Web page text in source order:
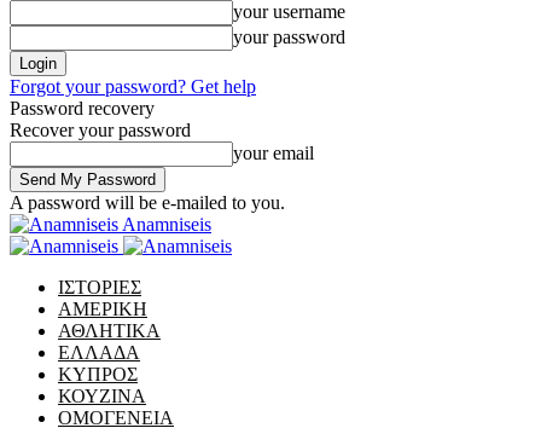
your username
your password
Forgot your password? Get help
Password recovery
Recover your password
your email
A password will be e-mailed to you.
Anamniseis
ΙΣΤΟΡΙΕΣ
ΑΜΕΡΙΚΗ
ΑΘΛΗΤΙΚΑ
ΕΛΛΑΔΑ
ΚΥΠΡΟΣ
ΚΟΥΖΙΝΑ
ΟΜΟΓΕΝΕΙΑ